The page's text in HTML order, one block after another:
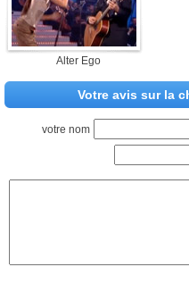
Alter Ego
Votre avis sur la
votre nom